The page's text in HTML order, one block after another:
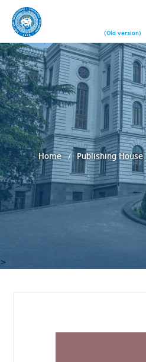
(Old version)
>
Home Publishing House